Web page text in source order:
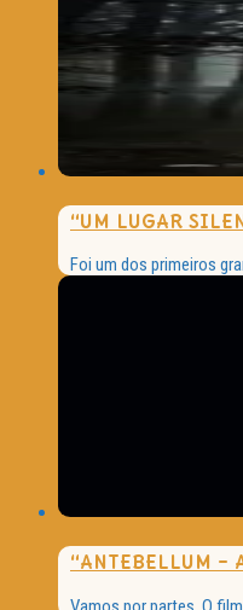
“UM LUGAR
Foi um dos primeiros
“ANTEBELLUM –